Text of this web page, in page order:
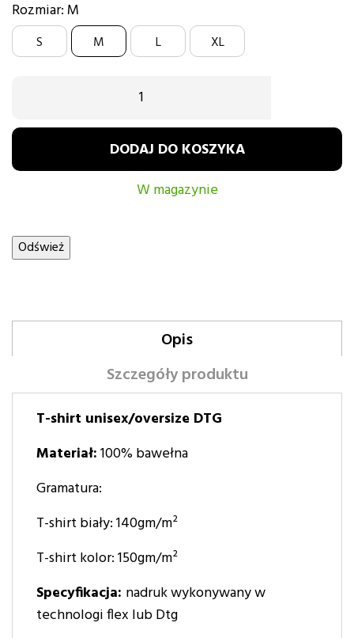
z
białymi
wykończeniami
Rozmiar: M
S M L XL
DODAJ DO KOSZYKA
W magazynie
Opis
Szczegóły produktu
T-shirt unisex/oversize DTG
Materiał:100% bawełna
Gramatura:
T-shirt biały: 140gm/m²
T-shirt kolor: 150gm/m²
Specyfikacja: nadruk wykonywany w
technologi flex lub Dtg